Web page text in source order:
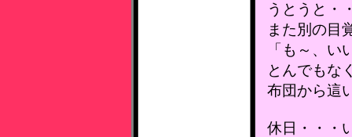
うとうと・
また別の目
「も～、い
とんでもな
布団から這
休日・・・